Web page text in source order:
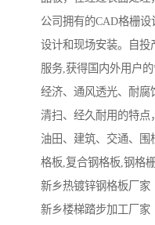
公司拥有的CAD格栅
设计和现场安装。自投
服务,获得国内外用户
经济、通风透光、耐腐
清扫、经久耐用的特点
油田、建筑、交通、围
格板,复合钢格板,钢格
新乡热镀锌钢格板厂家
新乡楼梯踏步加工厂家